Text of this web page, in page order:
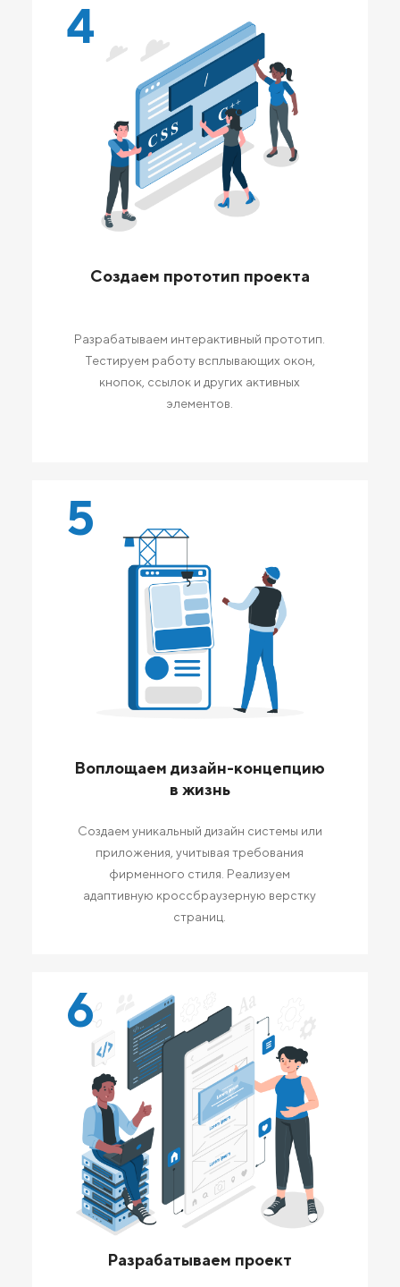
4
Создаем прототип проекта
Разрабатываем интерактивный прототип.
Тестируем работу всплывающих окон,
кнопок, ссылок и других активных
элементов.
5
Воплощаем дизайн-концепцию
в жизнь
Создаем уникальный дизайн системы или
приложения, учитывая требования
фирменного стиля. Реализуем
адаптивную кроссбраузерную верстку
страниц.
6
Разрабатываем проект